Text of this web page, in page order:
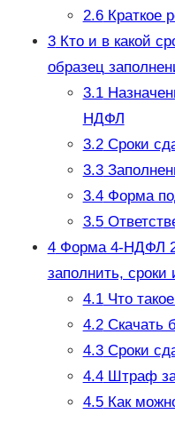
2.6Краткое
3Кто и в какой
образец
3.1
НДФЛ
3.2Сроки
3.3
3.4Форма
3.5
4Форма 4-НДФЛ
заполнить, сроки
4.1Что
4.2Скачать
4.3Сроки
4.4Штраф
4.5Как